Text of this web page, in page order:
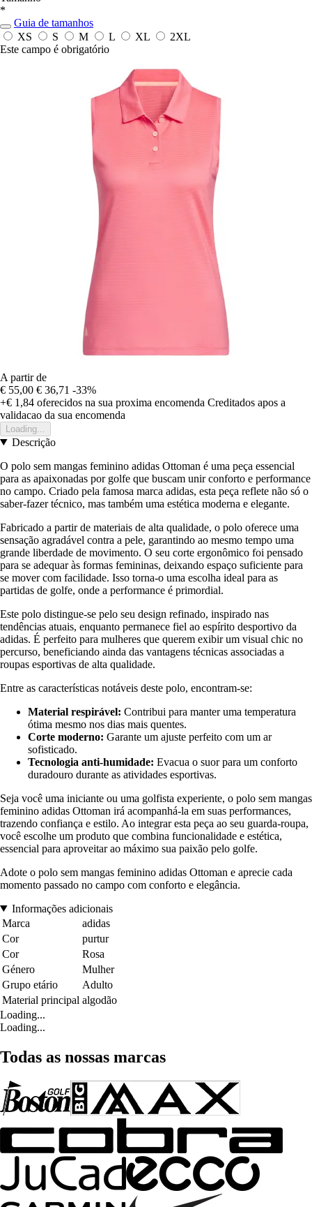
*
Guia de tamanhos
XS
S M L XL
2XL
Este campo é obrigatório
A partir de
€ 55,00 € 36,71 -33%
+€ 1,84 oferecidos na sua proxima encomenda Creditados apos a
validacao da sua encomenda
Loading...
Descrição
O polo sem mangas feminino adidas Ottoman é uma peça essencial
para as apaixonadas por golfe que buscam unir conforto e performance
no campo. Criado pela famosa marca adidas, esta peça reflete não só o
saber-fazer técnico, mas também uma estética moderna e elegante.
Fabricado a partir de materiais de alta qualidade, o polo oferece uma
sensação agradável contra a pele, garantindo ao mesmo tempo uma
grande liberdade de movimento. O seu corte ergonômico foi pensado
para se adequar às formas femininas, deixando espaço suficiente para
se mover com facilidade. Isso torna-o uma escolha ideal para as
partidas de golfe, onde a performance é primordial.
Este polo distingue-se pelo seu design refinado, inspirado nas
tendências atuais, enquanto permanece fiel ao espírito desportivo da
adidas. É perfeito para mulheres que querem exibir um visual chic no
percurso, beneficiando ainda das vantagens técnicas associadas a
roupas esportivas de alta qualidade.
Entre as características notáveis deste polo, encontram-se:
Material respirável: Contribui para manter uma temperatura
ótima mesmo nos dias mais quentes.
Corte moderno: Garante um ajuste perfeito com um ar
sofisticado.
Tecnologia anti-humidade: Evacua o suor para um conforto
duradouro durante as atividades esportivas.
Seja você uma iniciante ou uma golfista experiente, o polo sem mangas
feminino adidas Ottoman irá acompanhá-la em suas performances,
trazendo confiança e estilo. Ao integrar esta peça ao seu guarda-roupa,
você escolhe um produto que combina funcionalidade e estética,
essencial para aproveitar ao máximo sua paixão pelo golfe.
Adote o polo sem mangas feminino adidas Ottoman e aprecie cada
momento passado no campo com conforto e elegância.
Informações adicionais
Marca
adidas
Cor
purtur
Cor
Rosa
Género
Mulher
Grupo etário
Adulto
Material principal algodão
Loading...
Loading...
Todas as nossas marcas